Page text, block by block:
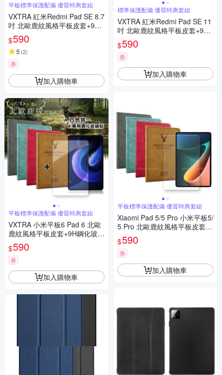
平板標準保護配備 優質特惠套組
VXTRA 紅米Redmi Pad SE 8.7
吋 北歐鹿紋風格平板皮套+9H
鋼化玻璃貼(合購價)
$590
5 (2)
券
加入購物車
平板標準保護配備 優質特惠套組
VXTRA 小米平板6 Pad 6 北歐
鹿紋風格平板皮套+9H鋼化玻璃
貼(合購價)
$590
券
加入購物車
標準保護配備 優質特惠套組
VXTRA 紅米Redmi Pad SE 11
吋 北歐鹿紋風格平板皮套+9H
鋼化玻璃貼(合購價)
$590
券
加入購物車
平板標準保護配備 優質特惠套組
Xiaomi Pad 5/5 Pro 小米平板5/
5 Pro 北歐鹿紋風格平板皮套+9
H鋼化玻璃貼(合購價)
$590
券
加入購物車